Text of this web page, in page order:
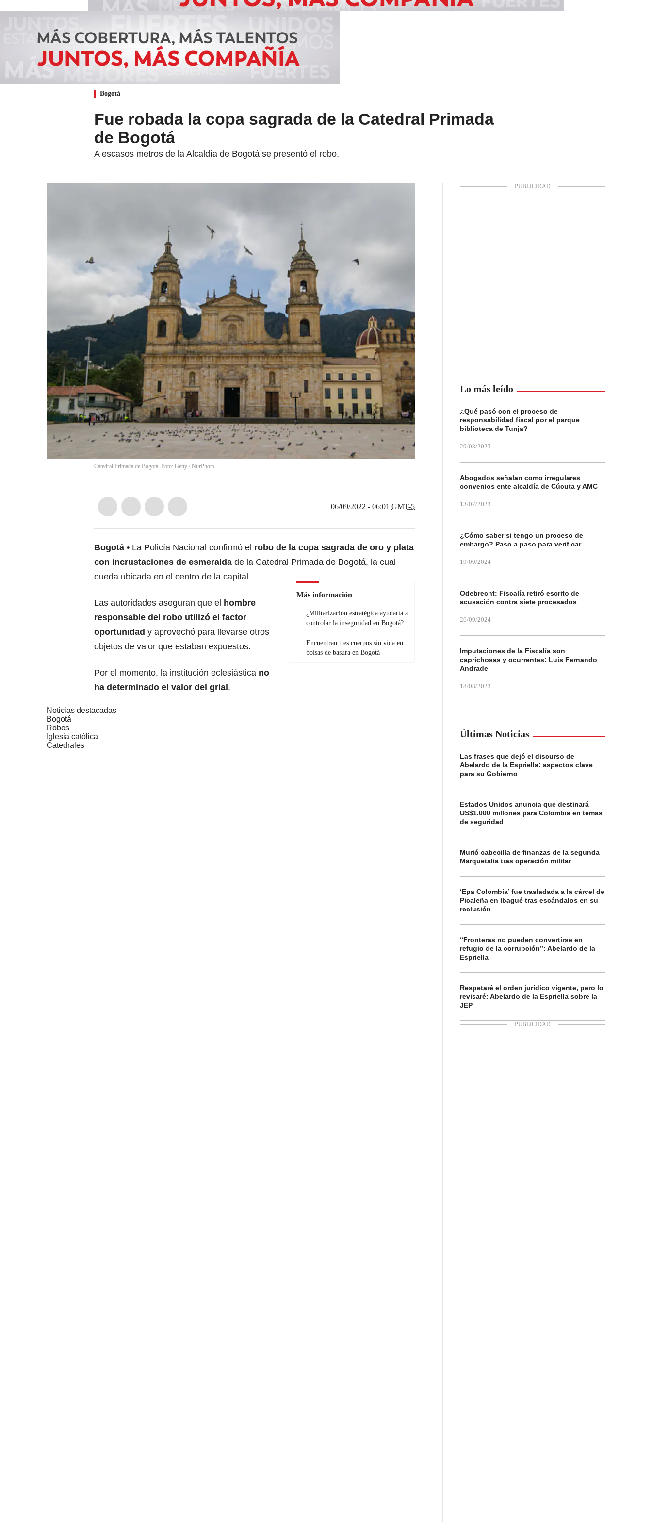
Bogotá
Fue robada la copa sagrada de la Catedral Primada
de Bogotá
A escasos metros de la Alcaldía de Bogotá se presentó el robo.
Catedral Primada de Bogotá. Foto: Getty / NurPhoto
06/09/2022 - 06:01 GMT-5
Bogotá La Policía Nacional confirmó el robo de la copa sagrada de oro y plata
con incrustaciones de esmeralda de la Catedral Primada de Bogotá, la cual
queda ubicada en el centro de la capital.
Más información
¿Militarización estratégica ayudaría a
controlar la inseguridad en Bogotá?
Encuentran tres cuerpos sin vida en
bolsas de basura en Bogotá
Las autoridades aseguran que el hombre
responsable del robo utilizó el factor
oportunidad y aprovechó para llevarse otros
objetos de valor que estaban expuestos.
Por el momento, la institución eclesiástica no
ha determinado el valor del grial .
Noticias destacadas
Bogotá
Robos
Iglesia católica
Catedrales
Lo más leído
¿Qué pasó con el proceso de
responsabilidad fiscal por el parque
biblioteca de Tunja?
29/08/2023
Abogados señalan como irregulares
convenios ente alcaldía de Cúcuta y AMC
13/07/2023
¿Cómo saber si tengo un proceso de
embargo? Paso a paso para verificar
19/09/2024
Odebrecht: Fiscalía retiró escrito de
acusación contra siete procesados
26/09/2024
Imputaciones de la Fiscalía son
caprichosas y ocurrentes: Luis Fernando
Andrade
18/08/2023
Últimas Noticias
Las frases que dejó el discurso de
Abelardo de la Espriella: aspectos clave
para su Gobierno
Estados Unidos anuncia que destinará
US$1.000 millones para Colombia en temas
de seguridad
Murió cabecilla de finanzas de la segunda
Marquetalia tras operación militar
‘Epa Colombia’ fue trasladada a la cárcel de
Picaleña en Ibagué tras escándalos en su
reclusión
“Fronteras no pueden convertirse en
refugio de la corrupción”: Abelardo de la
Espriella
Respetaré el orden jurídico vigente, pero lo
revisaré: Abelardo de la Espriella sobre la
JEP